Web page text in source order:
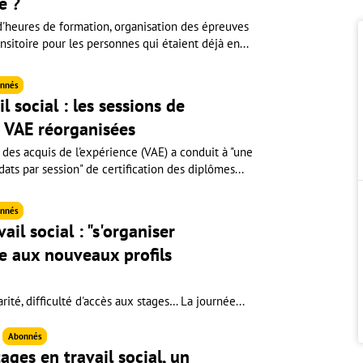
de formation, organisation des épreuves
pour les personnes qui étaient déjà en...
social : les sessions de
réorganisées
acquis de l'expérience (VAE) a conduit à "une
par session" de certification des diplômes...
social : "s'organiser
aux nouveaux profils
difficulté d'accès aux stages… La journée...
Abonnés
en travail social, un